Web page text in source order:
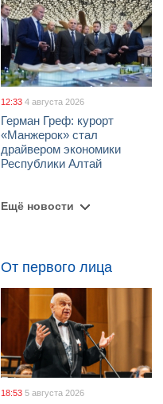
12:33 4 августа 2026
Герман Греф: курорт
«Манжерок» стал
драйвером экономики
Республики Алтай
Ещё новости
От первого лица
18:53 5 августа 2026